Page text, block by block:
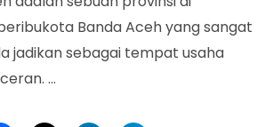
Banda Aceh yang sangat
jadikan sebagai tempat usaha
…